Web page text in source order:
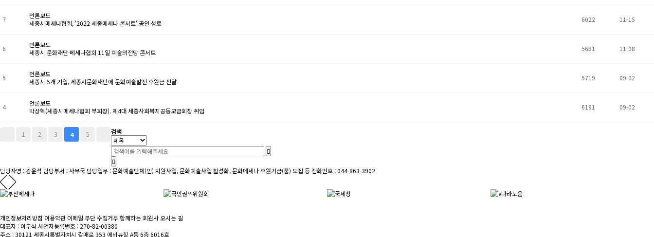
7
언론보도
세종시메세나협회, '2022 세종메세나 콘서트' 공연 성료
6022 11-15
6
언론보도
세종시 문화재단·메세나협회 11일 예술의전당 콘서트
5681 11-08
5
언론보도
세종시 5개 기업, 세종시문화재단에 문화예술발전 후원금 전달
5719 09-02
4
언론보도
박상혁(세종시메세나협회 부회장). 제4대 세종사회복지공동모금회장 취임
6191 09-02
1 2 3 4 5 검색
담당자명 : 강윤석 담당부서 : 사무국 담당업무 : 문화예술단체(인) 지원사업, 문화예술사업 활성화, 문화메세나 후원기금(품) 모집 등 전화번호 : 044-863-3902
개인정보처리방침 이용약관 이메일 무단 수집거부함께하는 회원사오시는 길
대표자 : 이두식 사업자등록번호 : 270-82-00380
주소 : 30121 세종시특별자치시 갈매로 353 에비뉴힐 A동 6층 6016호